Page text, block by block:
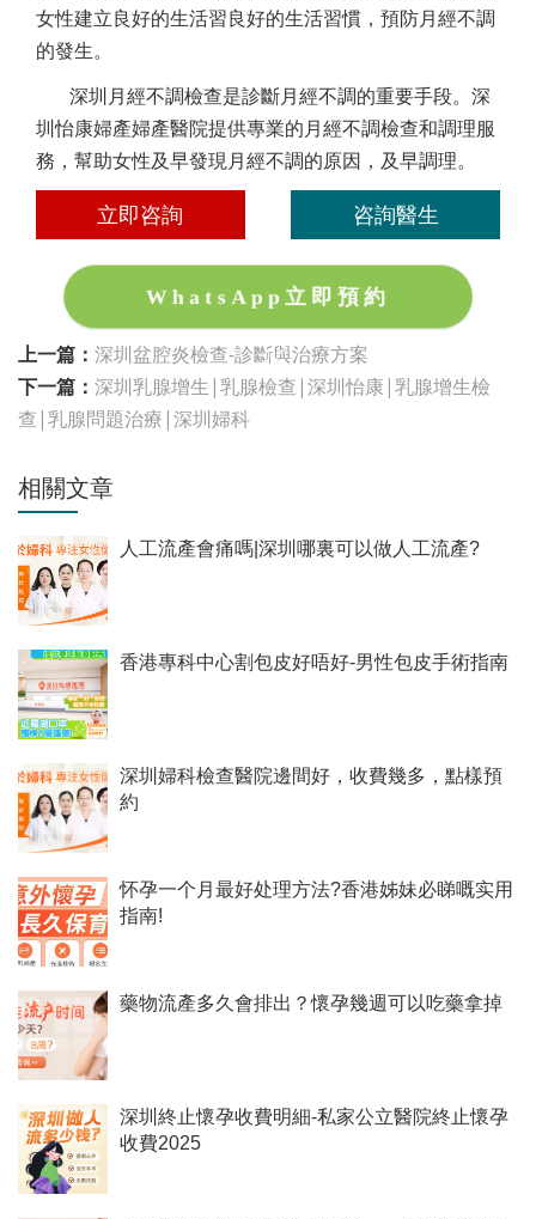
女性建立良好的生活習良好的生活習慣，預防月經不調
的發生。
深圳月經不調檢查是診斷月經不調的重要手段。深
圳怡康婦產婦產醫院提供專業的月經不調檢查和調理服
務，幫助女性及早發現月經不調的原因，及早調理。
立即咨詢 咨詢醫生
WhatsApp立即預約
上一篇： 深圳盆腔炎檢查-診斷與治療方案
下一篇： 深圳乳腺增生|乳腺檢查|深圳怡康|乳腺增生檢
查|乳腺問題治療|深圳婦科
相關文章
人工流產會痛嗎|深圳哪裏可以做人工流產?
香港專科中心割包皮好唔好-男性包皮手術指南
深圳婦科檢查醫院邊間好，收費幾多，點樣預
約
怀孕一个月最好处理方法?香港姊妹必睇嘅实用
指南!
藥物流產多久會排出？懷孕幾週可以吃藥拿掉
深圳終止懷孕收費明細-私家公立醫院終止懷孕
收費2025